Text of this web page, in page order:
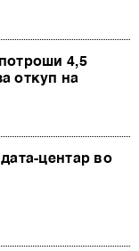
4,5
откуп на
центар во